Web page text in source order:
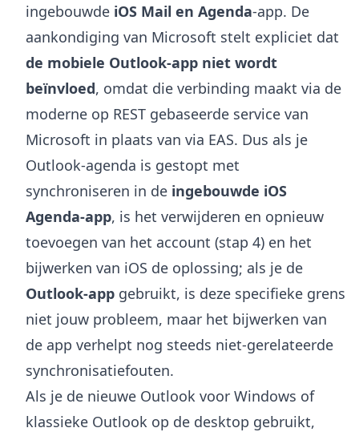
ingebouwde iOS Mail en Agenda-app. De
aankondiging van Microsoft stelt expliciet dat
de mobiele Outlook-app niet wordt
beïnvloed, omdat die verbinding maakt via de
moderne op REST gebaseerde service van
Microsoft in plaats van via EAS. Dus als je
Outlook-agenda is gestopt met
synchroniseren in de ingebouwde iOS
Agenda-app, is het verwijderen en opnieuw
toevoegen van het account (stap 4) en het
bijwerken van iOS de oplossing; als je de
Outlook-app gebruikt, is deze specifieke grens
niet jouw probleem, maar het bijwerken van
de app verhelpt nog steeds niet-gerelateerde
synchronisatiefouten.
Als je de nieuwe Outlook voor Windows of
klassieke Outlook op de desktop gebruikt,